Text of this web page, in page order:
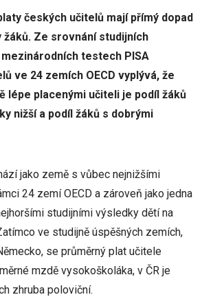
českých učitelů mají přímý dopad
žáků. Ze srovnání studijních
testech PISA
ve 24 zemích OECD vyplývá, že
lépe placenými učiteli je podíl žáků
nižší a podíl žáků s dobrými
jako země s vůbec nejnižšími
24 zemí OECD a zároveň jako jedna
studijními výsledky dětí na
ve studijně úspěšných zemích,
se průměrný plat učitele
mzdě vysokoškoláka, v ČR je
zhruba poloviční.